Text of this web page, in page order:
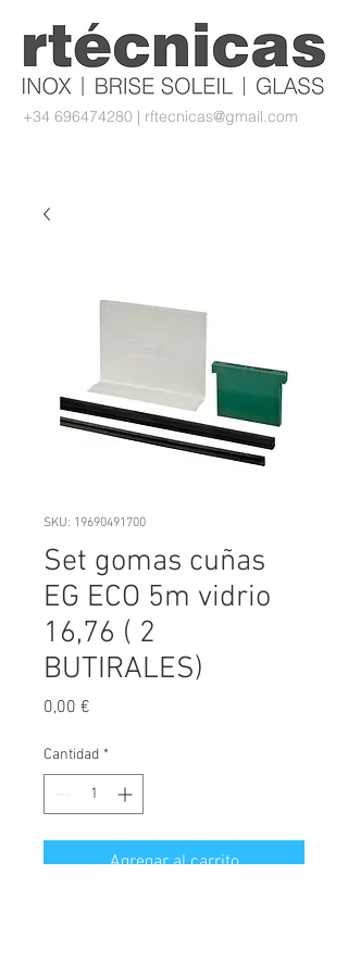
+34 696474280 | rftecnicas@gmail.com
SKU: 19690491700
Set gomas cuñas
EG ECO 5m vidrio
16,76 ( 2
BUTIRALES)
0,00 €
Cantidad *
Agregar al carrito